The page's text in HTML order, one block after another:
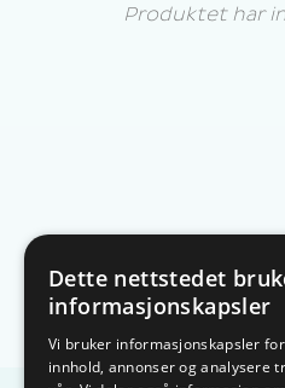
Produktet har
Dette nettstedet
informasjonskapsler
Vi bruker informasjonskapsler
innhold, annonser og analysere